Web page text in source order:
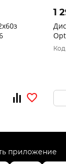
1
Код
приложение